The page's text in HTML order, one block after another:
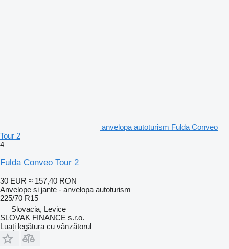
anvelopa autoturism Fulda Conveo
Tour 2
4
Fulda Conveo Tour 2
30 EUR ≈ 157,40 RON
Anvelope si jante - anvelopa autoturism
225/70 R15
Slovacia, Levice
SLOVAK FINANCE s.r.o.
Luați legătura cu vânzătorul